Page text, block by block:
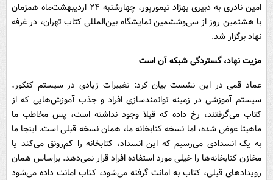
امین نادری به دبیری بهزاد تیمورپور، چهارشنبه ۲۴ اردیبهشت‌ماه همزمان
با هشتمین روز از سی‌وششمین نمایشگاه بین‌المللی کتاب تهران، در غرفه
نهاد برگزار شد.
مزیت نهاد، گستردگی شبکه آن است
عماد قمی در این نشست بیان کرد: تغییرات زیادی در سیستم کنکور،
سیستم آموزشی در زمینه توانمندسازی افراد و جذب آموزش‌هایی که از
کتاب می‌گرفتند، رخ داده که قبلا وجود نداشته است، پس مخاطب ما
ماهیتا عوض شده، اما نسخه کتابخانه ما، همان نسخه قبلی است. اینجا ما
به یک انسدادی می‌رسیم که این انسداد، کتابخانه را کم‌رونق می‌کند یا
مخازن کتابخانه‌ها را خیلی مورد استفاده افراد قرار نمی‌دهد. براساس همان
رویدادهای قبلی، کتاب به امانت گرفته می‌شود، کتاب امانت داده می‌شود